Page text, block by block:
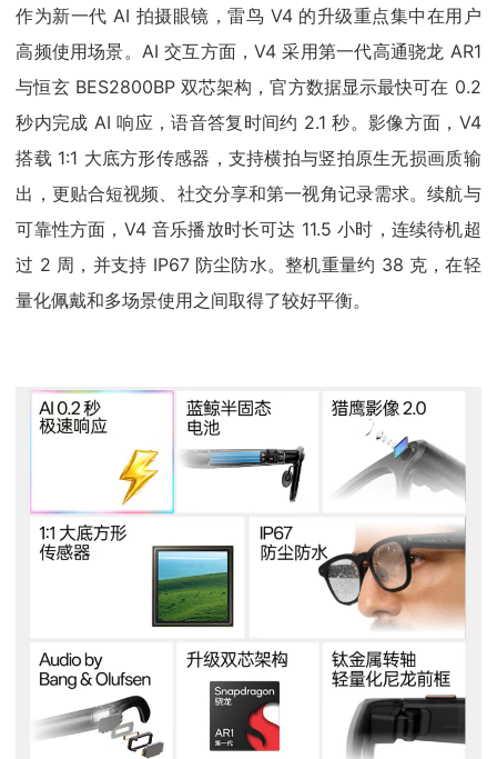
作为新一代 AI 拍摄眼镜，雷鸟 V4 的升级重点集中在用户
高频使用场景。AI 交互方面，V4 采用第一代高通骁龙 AR1
与恒玄 BES2800BP 双芯架构，官方数据显示最快可在 0.2
秒内完成 AI 响应，语音答复时间约 2.1 秒。影像方面，V4
搭载 1:1 大底方形传感器，支持横拍与竖拍原生无损画质输
出，更贴合短视频、社交分享和第一视角记录需求。续航与
可靠性方面，V4 音乐播放时长可达 11.5 小时，连续待机超
过 2 周，并支持 IP67 防尘防水。整机重量约 38 克，在轻
量化佩戴和多场景使用之间取得了较好平衡。